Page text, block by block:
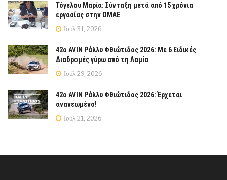
Τόγελου Μαρία: Σύνταξη μετά από 15 χρόνια
εργασίας στην ΟΜΑΕ
Ιούλ 31, 2026
42ο AVIN Ράλλυ Φθιώτιδος 2026: Με 6 Ειδικές
Διαδρομές γύρω από τη Λαμία
Ιούλ 29, 2026
42ο AVIN Ράλλυ Φθιώτιδος 2026: Έρχεται
ανανεωμένο!
Ιούλ 21, 2026